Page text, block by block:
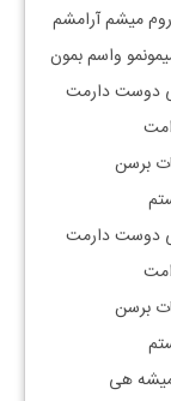
میشم آرامشم
واسم بمون
دوست دارمت
برسن
دوست دارمت
برسن
هی